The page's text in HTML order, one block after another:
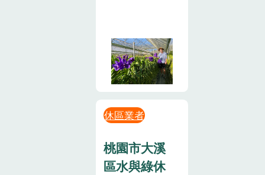
休區業者
桃園市大溪
區水與綠休